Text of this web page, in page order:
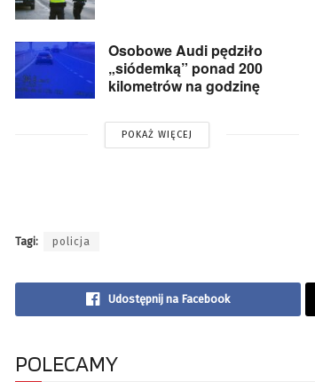
Osobowe Audi pędziło
„siódemką” ponad 200
kilometrów na godzinę
POKAŻ WIĘCEJ
Tagi: policja
Udostępnij na Facebook
POLECAMY